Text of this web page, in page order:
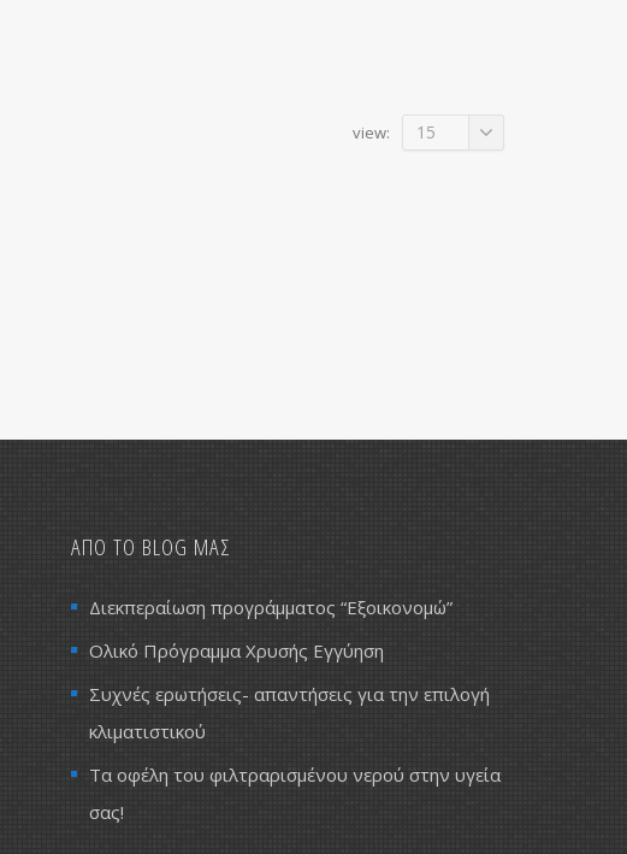
view: 15
ΑΠΟ ΤΟ BLOG ΜΑΣ
Διεκπεραίωση προγράμματος “Εξοικονομώ”
Ολικό Πρόγραμμα Χρυσής Εγγύηση
Συχνές ερωτήσεις- απαντήσεις για την επιλογή
κλιματιστικού
Τα οφέλη του φιλτραρισμένου νερού στην υγεία
σας!